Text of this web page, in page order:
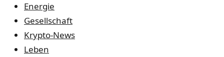
Energie
Gesellschaft
Krypto-News
Leben